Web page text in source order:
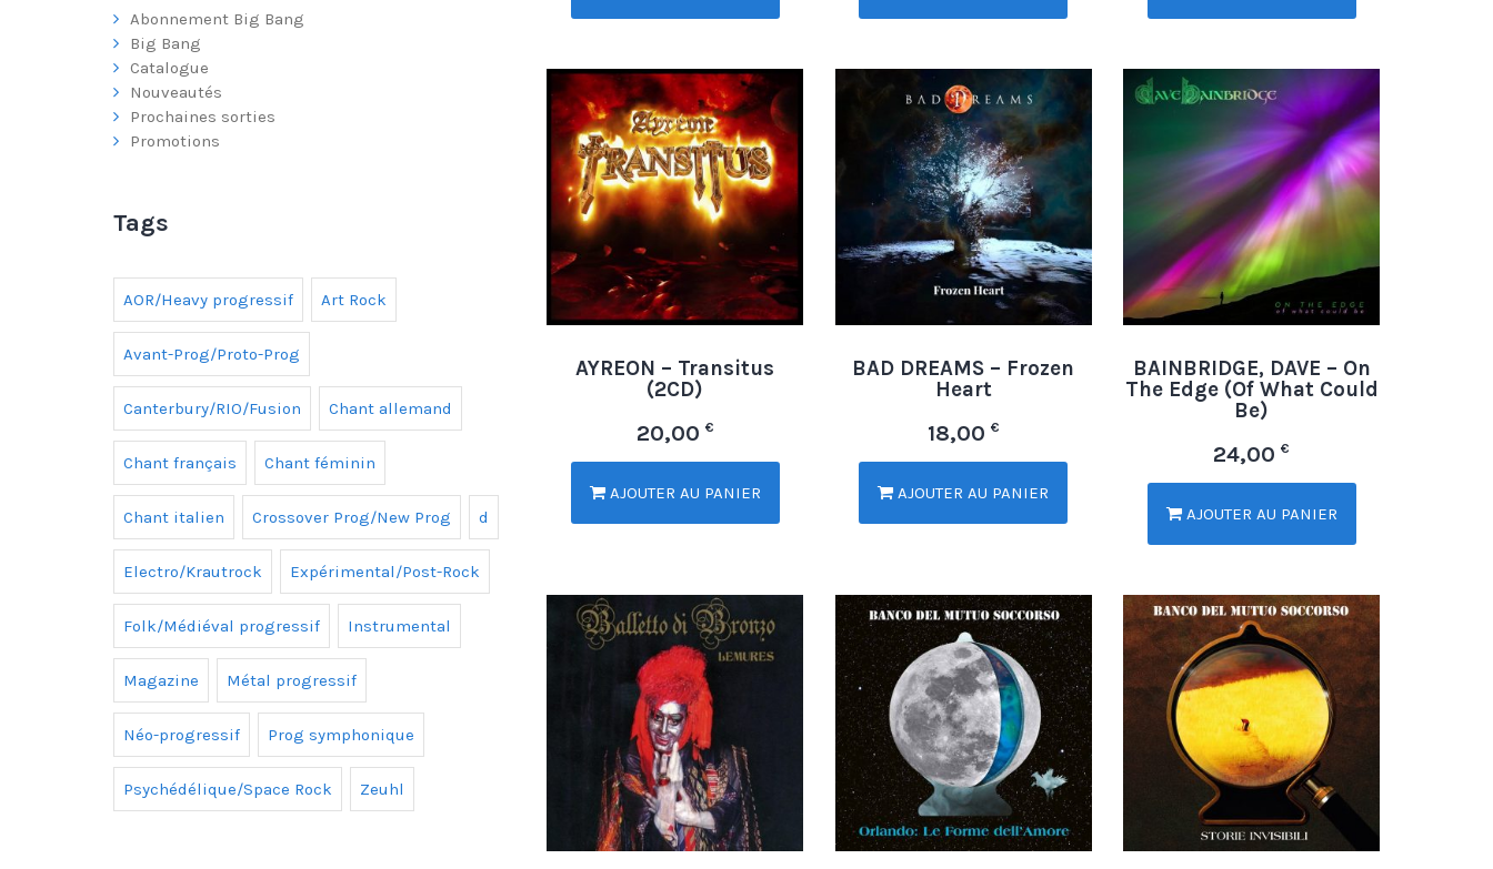
Abonnement Big Bang
Big Bang
Catalogue
Nouveautés
Prochaines sorties
Promotions
Tags
AOR/Heavy progressif Art Rock
Avant-Prog/Proto-Prog
Canterbury/RIO/Fusion Chant allemand
Chant français Chant féminin
Chant italien Crossover Prog/New Prog d
Electro/Krautrock Expérimental/Post-Rock
Folk/Médiéval progressif Instrumental
Magazine Métal progressif
Néo-progressif Prog symphonique
Psychédélique/Space Rock Zeuhl
AYREON – Transitus
(2CD)
20,00 €
AJOUTER AU PANIER
BAD DREAMS – Frozen
Heart
18,00 €
AJOUTER AU PANIER
BAINBRIDGE, DAVE – On
The Edge (Of What Could
Be)
24,00 €
AJOUTER AU PANIER